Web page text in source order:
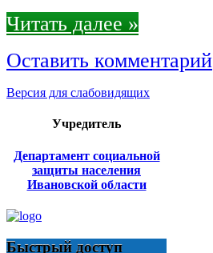
Читать далее »
Оставить комментарий
Версия для слабовидящих
Учредитель
Департамент социальной
защиты населения
Ивановской области
Быстрый доступ